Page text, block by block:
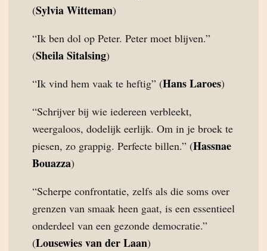
(Sylvia Witteman)
“Ik ben dol op Peter. Peter moet blijven.”
(Sheila Sitalsing)
“Ik vind hem vaak te heftig” (Hans Laroes)
“Schrijver bij wie iedereen verbleekt,
weergaloos, dodelijk eerlijk. Om in je broek te
piesen, zo grappig. Perfecte billen.” (Hassnae
Bouazza)
“Scherpe confrontatie, zelfs als die soms over
grenzen van smaak heen gaat, is een essentieel
onderdeel van een gezonde democratie.”
(Lousewies van der Laan)